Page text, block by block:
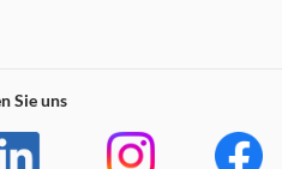
Sie uns